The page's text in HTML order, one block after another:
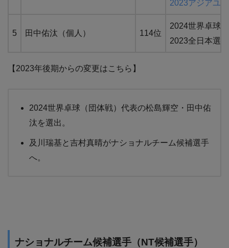
2023アジアユ
5 田中佑汰（個人） 114位
2024世界卓球
2023全日本選
【2023年後期からの変更はこちら】
2024世界卓球（団体戦）代表の松島輝空・田中佑
汰を選出。
及川瑞基と吉村真晴がナショナルチーム候補選手
へ。
ナショナルチーム候補選手（NT候補選手）